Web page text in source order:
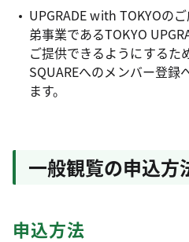
UPGRADE with TOKYOの
弟事業であるTOKYO
ご提供できるようにするた
SQUAREへのメンバー登録
ます。
一般観覧の申込方
申込方法